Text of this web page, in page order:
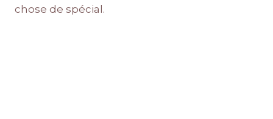
chose de spécial.